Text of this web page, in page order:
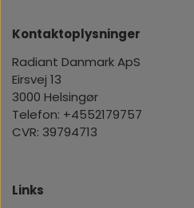
Kontaktoplysninger
Radiant Danmark ApS
Eirsvej 13
3000 Helsingør
Telefon: +4552179757
CVR: 39794713
Links